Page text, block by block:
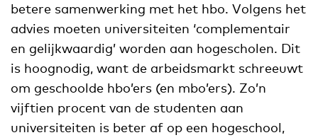
betere samenwerking met het hbo. Volgens het
advies moeten universiteiten ‘complementair
en gelijkwaardig’ worden aan hogescholen. Dit
is hoognodig, want de arbeidsmarkt schreeuwt
om geschoolde hbo’ers (en mbo’ers). Zo’n
vijftien procent van de studenten aan
universiteiten is beter af op een hogeschool,